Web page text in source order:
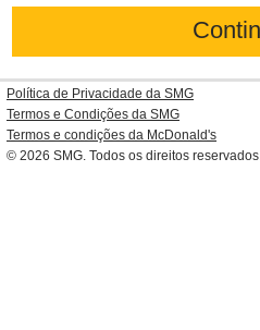
Política de Privacidade da SMG
Termos e Condições da SMG
Termos e condições da McDonald's
© 2026 SMG . Todos os direitos reservados.